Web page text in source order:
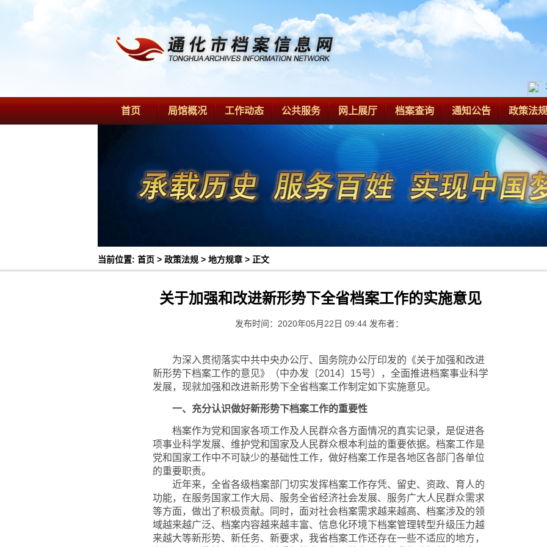
首页 局馆概况 工作动态 公共服务 网上展厅 档案查询 通知公告 政策法规
当前位置: 首页 > 政策法规 > 地方规章 > 正文
关于加强和改进新形势下全省档案工作的实施意见
发布时间：2020年05月22日 09:44 发布者：
为深入贯彻落实中共中央办公厅、国务院办公厅印发的《关于加强和改进
新形势下档案工作的意见》（中办发〔2014〕15号），全面推进档案事业科学
发展，现就加强和改进新形势下全省档案工作制定如下实施意见。
一、充分认识做好新形势下档案工作的重要性
档案作为党和国家各项工作及人民群众各方面情况的真实记录，是促进各
项事业科学发展、维护党和国家及人民群众根本利益的重要依据。档案工作是
党和国家工作中不可缺少的基础性工作，做好档案工作是各地区各部门各单位
的重要职责。
近年来，全省各级档案部门切实发挥档案工作存凭、留史、资政、育人的
功能，在服务国家工作大局、服务全省经济社会发展、服务广大人民群众需求
等方面，做出了积极贡献。同时，面对社会档案需求越来越高、档案涉及的领
域越来越广泛、档案内容越来越丰富、信息化环境下档案管理转型升级压力越
来越大等新形势、新任务、新要求，我省档案工作还存在一些不适应的地方，